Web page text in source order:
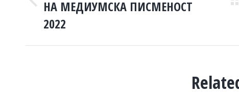
Previous
post:
НА МЕДИУМСКА ПИСМЕНОСТ
2022